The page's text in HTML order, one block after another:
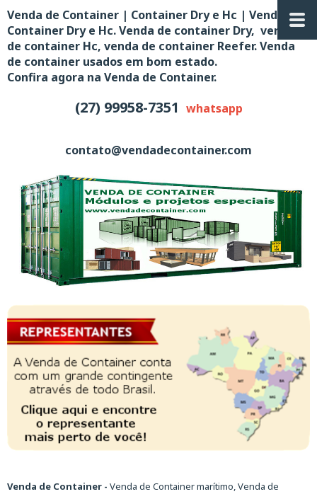
Venda de Container | Container Dry e Hc | Venda de
Container Dry e Hc. Venda de container Dry, venda
de container Hc, venda de container Reefer. Venda
de container usados em bom estado.
Confira agora na Venda de Container.
(27) 99958-7351 whatsapp
contato@vendadecontainer.com
Venda de Container - Venda de Container marítimo, Venda de